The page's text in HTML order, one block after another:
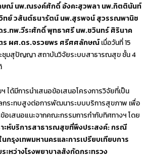
ษณ์ นพ.ณรงค์ศักดิ์ อังคะสุวพลา นพ.กิตตินันท์
ย์ วสันต์ธนารัตน์ นพ.สุรพจน์ สุวรรณพานิช
ร.ทพ.วีระศักดิ์ พุทธาศรี นพ.ชวินทร์ ศิรินาค
ร ผศ.ดร.จรวยพร ศรีศศลักษณ์เมื่อวันที่ 15
มสุปัญญา สถาบันวิจัยระบบสาธารณสุข ชั้น 4
ด้มีการนำเสนอข้อเสนอโครงการวิจัยที่เป็น
ระทบสูงต่อการพัฒนาระบบบริการสุขภาพ เพื่อ
อเสนอแนะจากคณะกรรมการกำกับทิศทางฯ โดย
าะห์บริการสาธารณสุขที่พึงประสงค์: กรณี
กรุงเทพมหานครและการเปรียบเทียบการ
ะหว่างโรงพยาบาลสังกัดกระทรวง